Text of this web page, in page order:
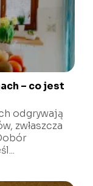
– co jest
odgrywają
zwłaszcza